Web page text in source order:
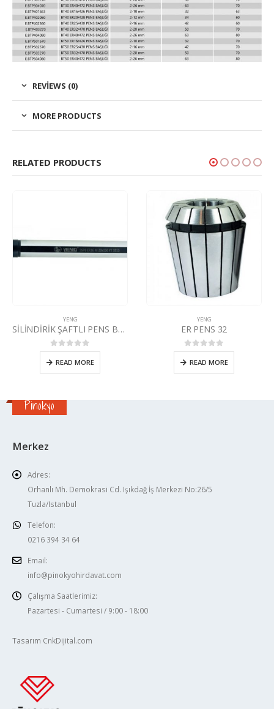
REVIEWS (0)
MORE PRODUCTS
RELATED PRODUCTS
YENG
SİLİNDİRİK ŞAFTLI PENS BAŞLIĞI DIN 6499 ER
05 üzerinden
READ MORE
YENG
ER PENS 32
05 üzerinden
READ MORE
Pinokyo
Merkez
Adres:
Orhanlı Mh. Demokrasi Cd. Işıkdağ İş Merkezi No:26/5
Tuzla/Istanbul
Telefon:
0216 394 34 64
Email:
info@pinokyohirdavat.com
Çalışma Saatlerimiz:
Pazartesi - Cumartesi / 9:00 - 18:00
Tasarım CnkDijital.com